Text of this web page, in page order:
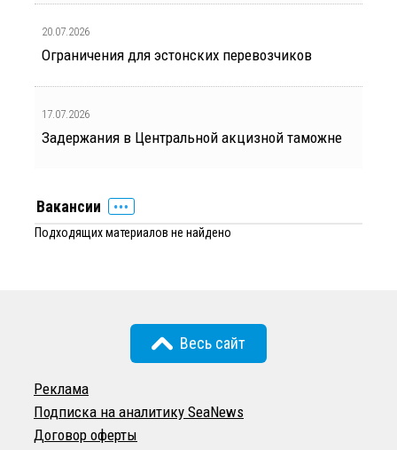
20.07.2026
Ограничения для эстонских перевозчиков
17.07.2026
Задержания в Центральной акцизной таможне
Вакансии
Подходящих материалов не найдено
Весь сайт
Реклама
Подписка на аналитику SeaNews
Договор оферты